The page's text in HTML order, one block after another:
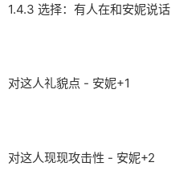
1.4.3 选择：有人在和安妮说话
对这人礼貌点 - 安妮+1
对这人现现攻击性 - 安妮+2